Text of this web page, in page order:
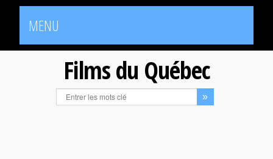
MENU
Films du Québec